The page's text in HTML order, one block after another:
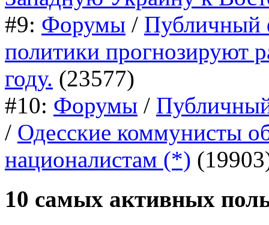
#9: Форумы / Публичный
политики прогнозируют
году. (23577)
#10: Форумы /
/ Одесские коммунисты
националистам (*)
10 самых активных